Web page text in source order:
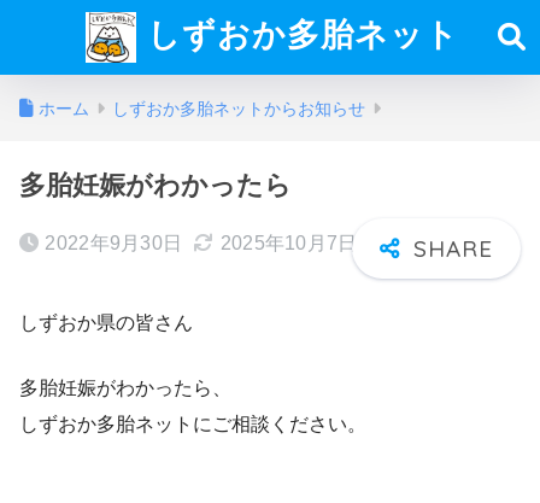
しずおか多胎ネット
ホーム しずおか多胎ネットからお知らせ
多胎妊娠がわかったら
2022年9月30日 2025年10月7日
しずおか県の皆さん
多胎妊娠がわかったら、
しずおか多胎ネットにご相談ください。